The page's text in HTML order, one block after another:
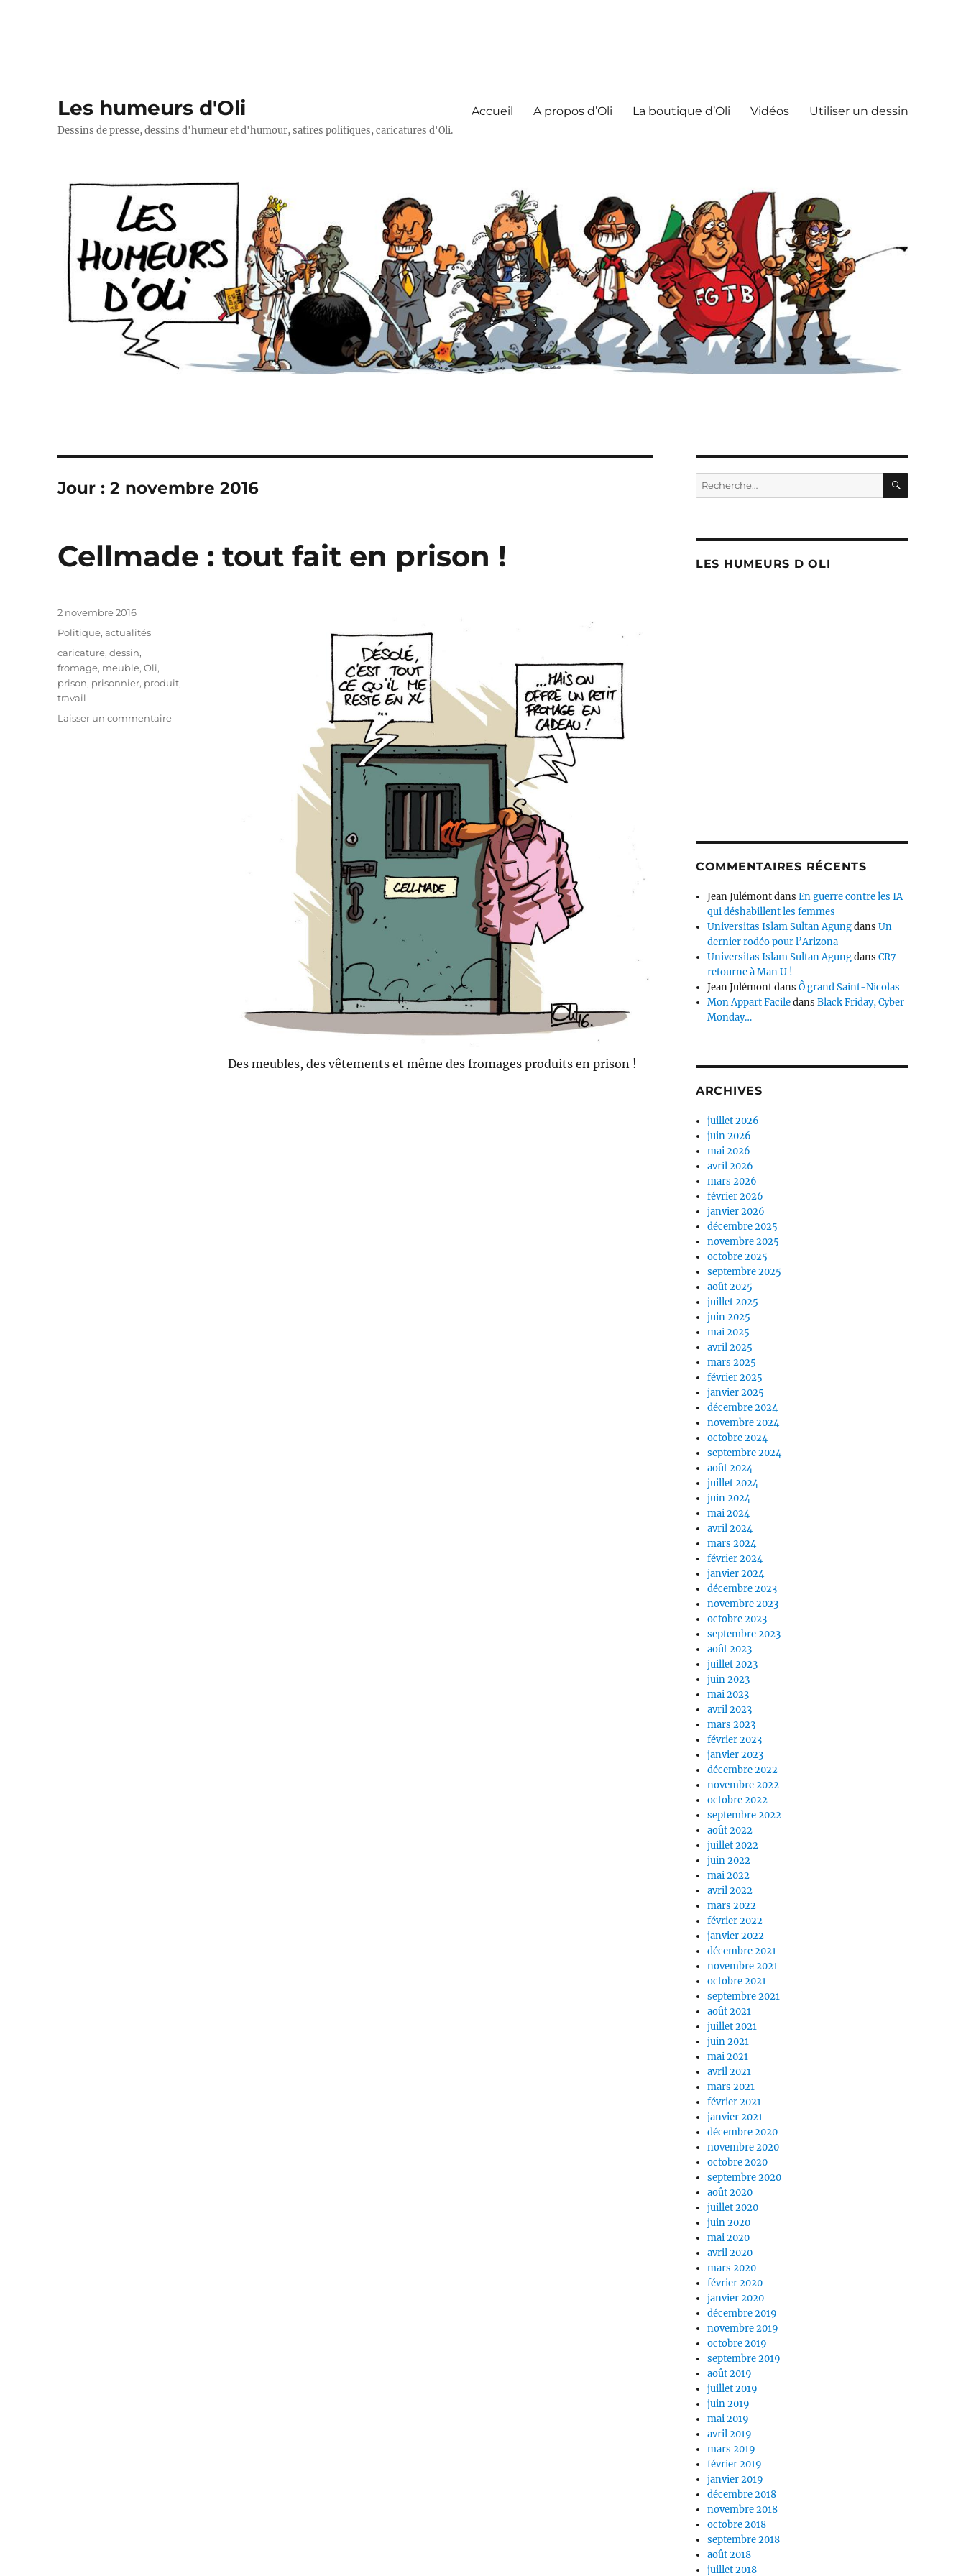
Les humeurs d'Oli
Dessins de presse, dessins d'humeur et d'humour, satires politiques, caricatures d'Oli.
Accueil A propos d’Oli La boutique d’Oli Vidéos Utiliser un dessin
Jour :2 novembre 2016
Cellmade : tout fait en prison !
Des meubles, des vêtements et même des fromages produits en prison !
Publié
2 novembre 2016
Catégories
Politique, actualités
Étiquettes
caricature,dessin,
fromage, meuble,Oli,
prison, prisonnier, produit,
travail
Laisser un commentairesur
Recherche
pour :
LES HUMEURS D OLI
COMMENTAIRES RÉCENTS
Jean JulémontdansEn guerre contre les IA
qui déshabillent les femmes
Universitas Islam Sultan AgungdansUn
dernier rodéo pour l’Arizona
Universitas Islam Sultan AgungdansCR7
retourne à Man U !
Jean JulémontdansÔ grand Saint-Nicolas
Mon Appart FaciledansBlack Friday, Cyber
Monday…
ARCHIVES
juillet 2026
juin 2026
mai 2026
avril 2026
mars 2026
février 2026
janvier 2026
décembre 2025
novembre 2025
octobre 2025
septembre 2025
août 2025
juillet 2025
juin 2025
mai 2025
avril 2025
mars 2025
février 2025
janvier 2025
décembre 2024
novembre 2024
octobre 2024
septembre 2024
août 2024
juillet 2024
juin 2024
mai 2024
avril 2024
mars 2024
février 2024
janvier 2024
décembre 2023
novembre 2023
octobre 2023
septembre 2023
août 2023
juillet 2023
juin 2023
mai 2023
avril 2023
mars 2023
février 2023
janvier 2023
décembre 2022
novembre 2022
octobre 2022
septembre 2022
août 2022
juillet 2022
juin 2022
mai 2022
avril 2022
mars 2022
février 2022
janvier 2022
décembre 2021
novembre 2021
octobre 2021
septembre 2021
août 2021
juillet 2021
juin 2021
mai 2021
avril 2021
mars 2021
février 2021
janvier 2021
décembre 2020
novembre 2020
octobre 2020
septembre 2020
août 2020
juillet 2020
juin 2020
mai 2020
avril 2020
mars 2020
février 2020
janvier 2020
décembre 2019
novembre 2019
octobre 2019
septembre 2019
août 2019
juillet 2019
juin 2019
mai 2019
avril 2019
mars 2019
février 2019
janvier 2019
décembre 2018
novembre 2018
octobre 2018
septembre 2018
août 2018
juillet 2018